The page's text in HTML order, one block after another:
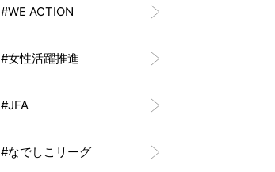
#WE ACTION
#女性活躍推進
#JFA
#なでしこリーグ